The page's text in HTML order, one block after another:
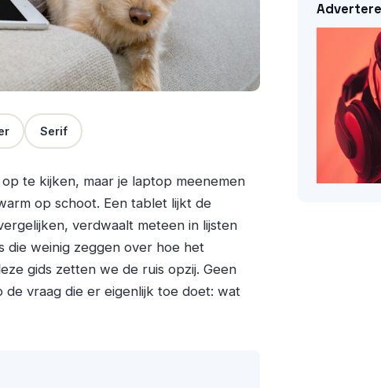
Serif
te kijken, maar je laptop meenemen
op schoot. Een tablet lijkt de
verdwaalt meteen in lijsten
die weinig zeggen over hoe het
gids zetten we de ruis opzij. Geen
vraag die er eigenlijk toe doet: wat